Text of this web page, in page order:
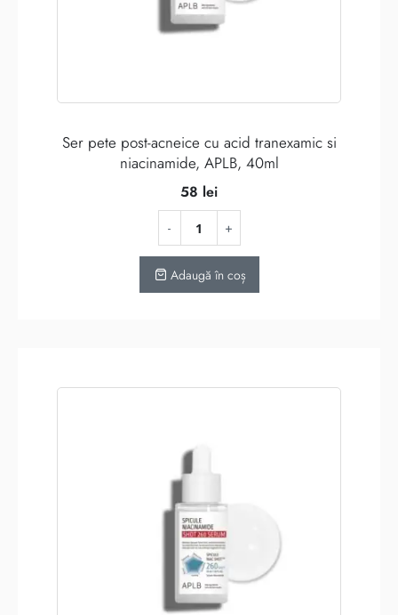
Ser pete post-acneice cu acid tranexamic si
niacinamide, APLB, 40ml
58 lei
Adaugă în coș